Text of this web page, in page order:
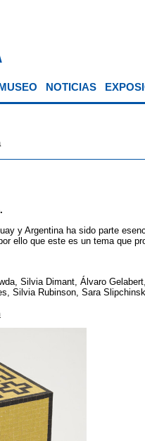
NOTICIAS
y Argentina ha sido parte
ello que este es un tema que
Silvia Dimant, Álvaro
Silvia Rubinson, Sara